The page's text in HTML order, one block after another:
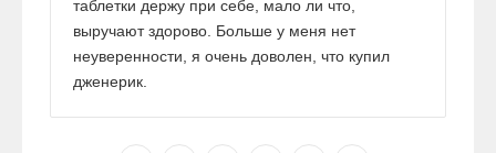
таблетки держу при себе, мало ли что,
выручают здорово. Больше у меня нет
неуверенности, я очень доволен, что купил
дженерик.